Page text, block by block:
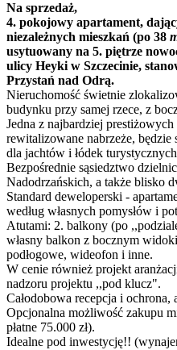
Na sprzedaż,
4. pokojowy apartament,
niezależnych mieszkań (po 38
usytuowany na 5. piętrze
ulicy Heyki w Szczecinie,
Przystań nad Odrą.
Nieruchomość świetnie
budynku przy samej rzece, z
Jedna z najbardziej
rewitalizowane nabrzeże, będzie
dla jachtów i łódek
Bezpośrednie sąsiedztwo
Nadodrzańskich, a także blisko
Standard deweloperski -
według własnych pomysłów i
Atutami: 2. balkony (po
własny balkon z bocznym
podłogowe, wideofon i inne.
W cenie również projekt
nadzoru projektu ,,pod klucz".
Całodobowa recepcja i
Opcjonalna możliwość zakupu
płatne 75.000 zł).
Idealne pod inwestycję!!